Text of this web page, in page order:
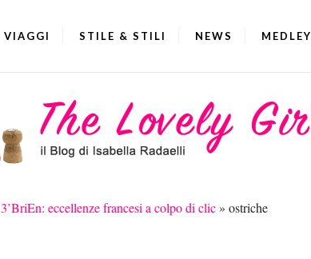
VIAGGI STILE & STILI NEWS MEDLEY
3’BriEn: eccellenze francesi a colpo di clic» ostriche